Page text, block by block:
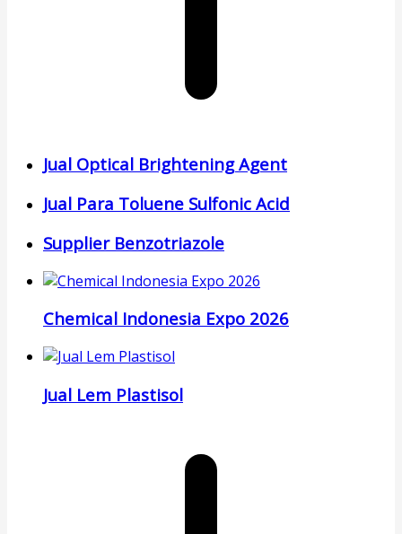
Jual Optical Brightening Agent
Jual Para Toluene Sulfonic Acid
Supplier Benzotriazole
Chemical Indonesia Expo 2026
Jual Lem Plastisol